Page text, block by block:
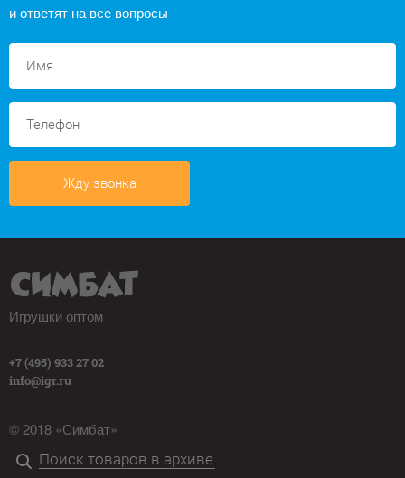
и ответят на все вопросы
Жду звонка
Игрушки оптом
+7 (495) 933 27 02
info@igr.ru
© 2018 «Симбат»